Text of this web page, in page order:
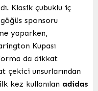
Klasik çubuklu iç
sponsoru
yaparken,
Kupası
da dikkat
çekici unsurlarından
kez kullanılan adidas